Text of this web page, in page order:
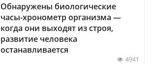
Обнаружены биологические
часы-хронометр организма —
когда они выходят из строя,
развитие человека
останавливается
4941